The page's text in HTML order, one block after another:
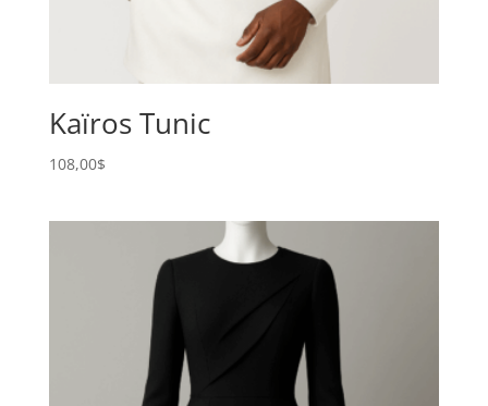
Kaïros Tunic
108,00$